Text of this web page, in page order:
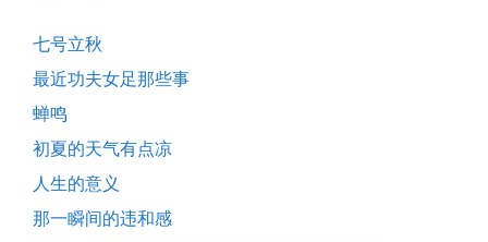
七号立秋
最近功夫女足那些事
蝉鸣
初夏的天气有点凉
人生的意义
那一瞬间的违和感